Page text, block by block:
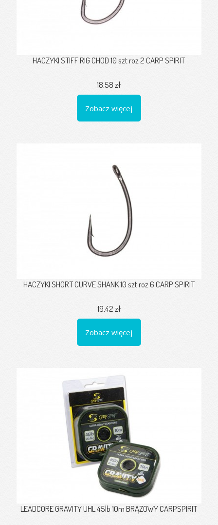
HACZYKI STIFF RIG CHOD 10 szt roz 2 CARP SPIRIT
18,58 zł
Zobacz więcej
HACZYKI SHORT CURVE SHANK 10 szt roz 6 CARP SPIRIT
19,42 zł
Zobacz więcej
LEADCORE GRAVITY UHL 45lb 10m BRĄZOWY CARPSPIRIT